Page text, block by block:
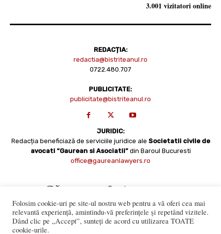
3.001 vizitatori online
REDACȚIA:
redactia@bistriteanul.ro
0722.480.707
PUBLICITATE:
publicitate@bistriteanul.ro
JURIDIC:
Redacția beneficiază de serviciile juridice ale Societatii civile de
avocati “Gaurean si Asociatii” din Baroul Bucuresti
office@gaureanlawyers.ro
Folosim cookie-uri pe site-ul nostru web pentru a vă oferi cea mai
relevantă experiență, amintindu-vă preferințele și repetând vizitele.
Dând clic pe „Accept”, sunteți de acord cu utilizarea TOATE
cookie-urile.